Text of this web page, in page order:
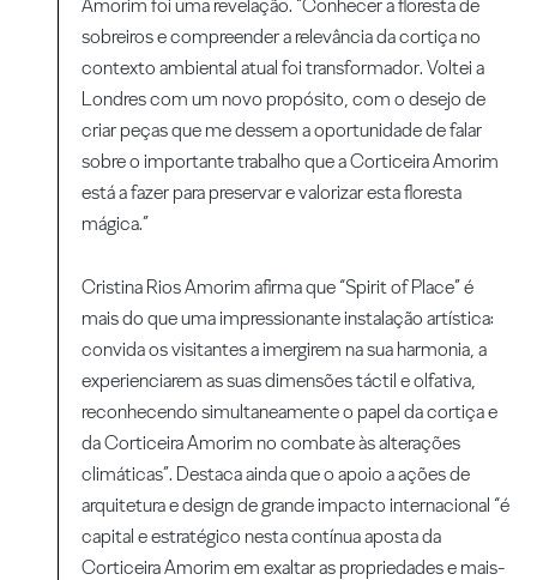
Amorim foi uma revelação. “Conhecer a floresta de
sobreiros e compreender a relevância da cortiça no
contexto ambiental atual foi transformador. Voltei a
Londres com um novo propósito, com o desejo de
criar peças que me dessem a oportunidade de falar
sobre o importante trabalho que a Corticeira Amorim
está a fazer para preservar e valorizar esta floresta
mágica.”
Cristina Rios Amorim afirma que “Spirit of Place” é
mais do que uma impressionante instalação artística:
convida os visitantes a imergirem na sua harmonia, a
experienciarem as suas dimensões táctil e olfativa,
reconhecendo simultaneamente o papel da cortiça e
da Corticeira Amorim no combate às alterações
climáticas”. Destaca ainda que o apoio a ações de
arquitetura e design de grande impacto internacional “é
capital e estratégico nesta contínua aposta da
Corticeira Amorim em exaltar as propriedades e mais-